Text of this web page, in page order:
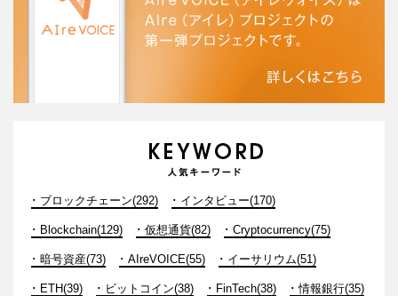
ブロックチェーン(292) インタビュー(170)
Blockchain(129) 仮想通貨(82) Cryptocurrency(75)
暗号資産(73) AIreVOICE(55) イーサリウム(51)
ETH(39) ビットコイン(38) FinTech(38) 情報銀行(35)